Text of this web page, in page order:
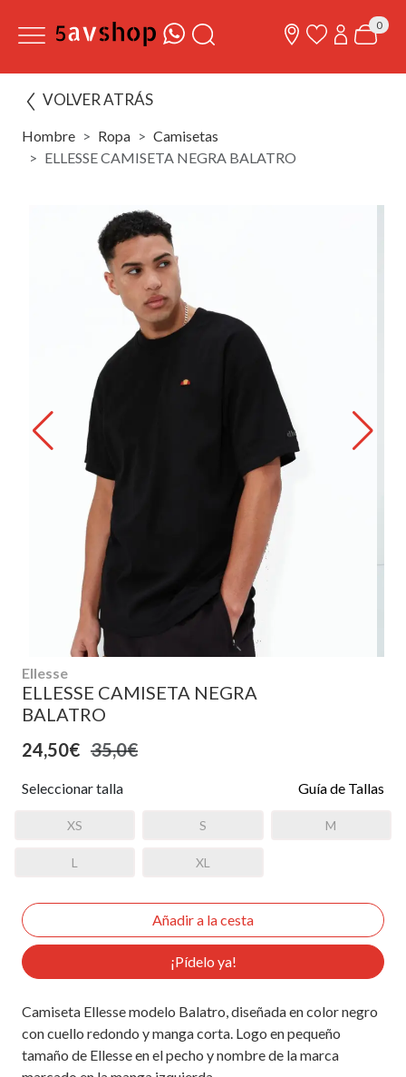
0
VOLVER ATRÁS
Hombre Ropa
Camisetas
ELLESSE CAMISETA NEGRA BALATRO
Ellesse
ELLESSE CAMISETA NEGRA
BALATRO
24,50€ 35,0€
Seleccionar talla Guía de Tallas
XS S M
L XL
¡Pídelo ya!
Camiseta Ellesse modelo Balatro, diseñada en color negro
con cuello redondo y manga corta. Logo en pequeño
tamaño de Ellesse en el pecho y nombre de la marca